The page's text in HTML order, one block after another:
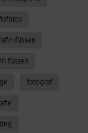
füssen
füssen
fotograf